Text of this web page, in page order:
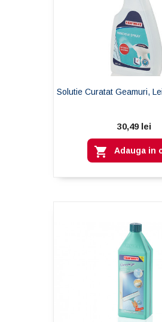
Solutie Curatat Geamuri,
30,49 lei
 Adauga in